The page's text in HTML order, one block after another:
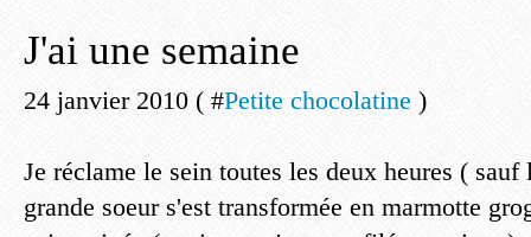
J'ai une semaine
24 janvier 2010 ( #Petite chocolatine )
Je réclame le sein toutes les deux heures (
grande soeur s'est transformée en marmotte